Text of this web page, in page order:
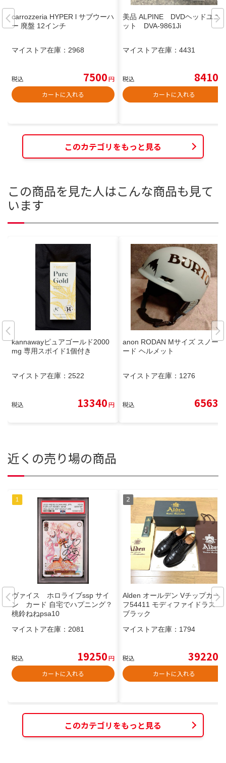
carrozzeria HYPER l サブウーハ
ー 廃盤 12インチ
マイストア在庫： 2968
税込 7500円
カートに入れる
美品 ALPINE DVDヘッドユニ
ット DVA-9861Ji
マイストア在庫： 4431
税込 8410
カートに入れる
このカテゴリをもっと見る
この商品を見た人はこんな商品も見て
います
kannawayピュアゴールド2000
mg 専用スポイド1個付き
マイストア在庫： 2522
税込 13340円
anon RODAN Mサイズ スノーボ
ード ヘルメット
マイストア在庫： 1276
税込 6563
近くの売り場の商品
ヴァイス ホロライブssp サイ
ン カード 自宅でハプニング？
桃鈴ねねpsa10
マイストア在庫： 2081
税込 19250円
カートに入れる
Alden オールデン Vチップカー
フ54411 モディファイドラスト
ブラック
マイストア在庫： 1794
税込 39220
カートに入れる
このカテゴリをもっと見る